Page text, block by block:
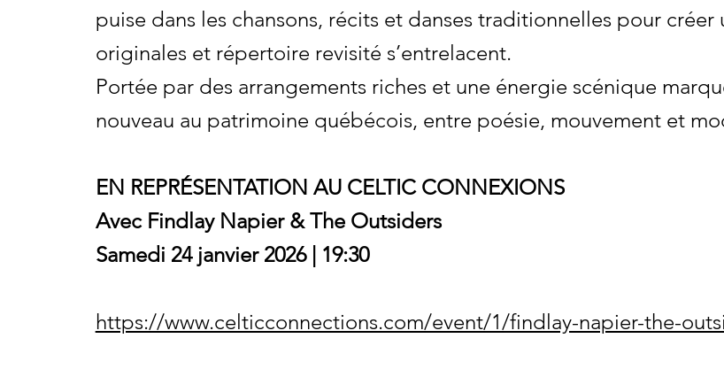
puise dans les chansons, récits et danses traditionnelles pour
originales et répertoire revisité s’entrelacent.
Portée par des arrangements riches et une énergie scénique
nouveau au patrimoine québécois, entre poésie, mouvement et
EN REPRÉSENTATION AU CELTIC CONNEXIONS
Avec Findlay Napier & The Outsiders
Samedi 24 janvier 2026 | 19:30
https://www.celticconnections.com/event/1/findlay-napier-the-